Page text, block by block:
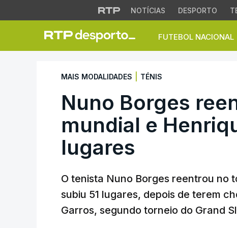
NOTÍCIAS DESPORTO
FUTEBOL NACIONAL
Nuno Borges
MAIS MODALIDADES TÉNIS
Nuno Borges
mundial e
lugares
O tenista Nuno Borges reentrou no
subiu 51 lugares, depois de terem
Garros, segundo torneio do Grand